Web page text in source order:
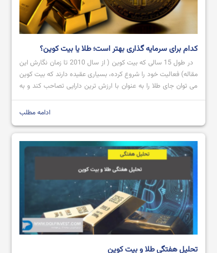
کدام برای سرمایه گذاری بهتر است؛ طلا یا بیت کوین؟
در طول 15 سالی که بیت کوین ( از سال 2010 تا زمان نگارش این
مقاله) فعالیت خود را شروع کرده، بسیاری عقیده دارند که بیت کوین
می توان جای طلا را به عنوان با ارزش ترین دارایی تصاحب کند و به
عنوان طلای دیجیتال شناخته شود؛ اما تاکنون که چنین اتفاقی
ادامه مطلب
تحلیل هفتگی طلا و بیت کوین